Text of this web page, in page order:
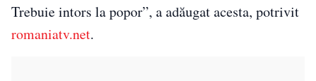
Trebuie intors la popor”, a adăugat acesta, potrivit
romaniatv.net.